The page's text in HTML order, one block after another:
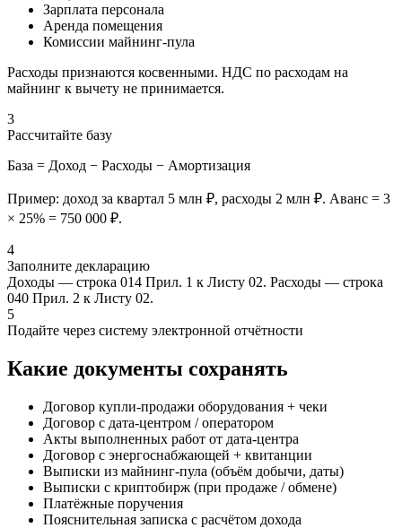
Зарплата персонала
Аренда помещения
Комиссии майнинг-пула
Расходы признаются косвенными. НДС по расходам на
майнинг к вычету не принимается.
3
Рассчитайте базу
База = Доход − Расходы − Амортизация
Пример: доход за квартал 5 млн ₽, расходы 2 млн ₽. Аванс = 3
× 25% = 750 000 ₽.
4
Заполните декларацию
Доходы — строка 014 Прил. 1 к Листу 02. Расходы — строка
040 Прил. 2 к Листу 02.
5
Подайте через систему электронной отчётности
Какие документы сохранять
Договор купли-продажи оборудования + чеки
Договор с дата-центром / оператором
Акты выполненных работ от дата-центра
Договор с энергоснабжающей + квитанции
Выписки из майнинг-пула (объём добычи, даты)
Выписки с криптобирж (при продаже / обмене)
Платёжные поручения
Пояснительная записка с расчётом дохода